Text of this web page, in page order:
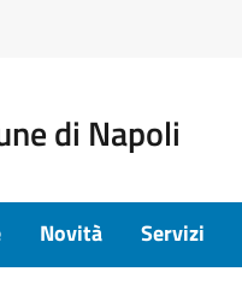
di Napoli
Novità Servizi